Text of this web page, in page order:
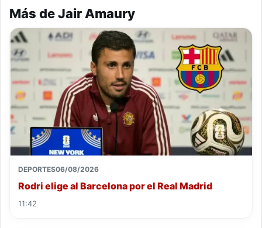
Más de Jair Amaury
DEPORTES06/08/2026
Rodri elige al Barcelona por el Real Madrid
11:42